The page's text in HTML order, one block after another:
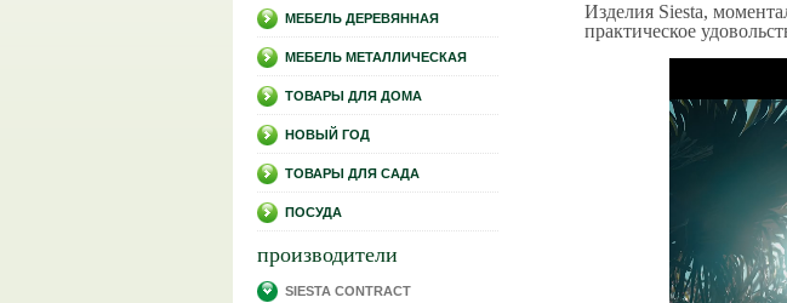
МЕБЕЛЬ ДЕРЕВЯННАЯ
МЕБЕЛЬ МЕТАЛЛИЧЕСКАЯ
ТОВАРЫ ДЛЯ ДОМА
НОВЫЙ ГОД
ТОВАРЫ ДЛЯ САДА
ПОСУДА
производители
SIESTA CONTRACT
Изделия Siesta,
практическое